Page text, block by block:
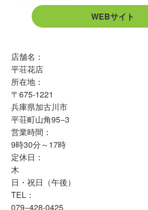
WEBサイト
店舗名：
平荘花店
所在地：
〒675-1221
兵庫県加古川市
平荘町山角95−3
営業時間：
9時30分～17時
定休日：
木
日・祝日（午後）
TEL：
079−428-0425